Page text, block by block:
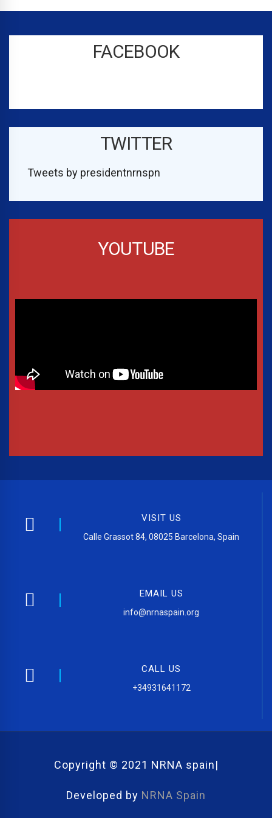
FACEBOOK
TWITTER
Tweets by presidentnrnspn
YOUTUBE
VISIT US
Calle Grassot 84, 08025 Barcelona, Spain
EMAIL US
info@nrnaspain.org
CALL US
+34931641172
Copyright © 2021 NRNA spain|
Developed by NRNA Spain